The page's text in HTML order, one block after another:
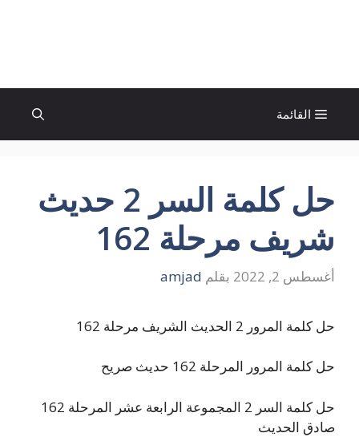
القائمة
حل كلمة السر 2 حديث
شريف مرحلة 162
أغسطس 2, 2022 بقلم amjad
حل كلمة المرور 2 الحديث الشريف مرحلة 162
حل كلمة المرور المرحلة 162 حديث صريح
حل كلمة السر 2 المجموعة الرابعة عشر المرحلة 162
صادق الحديث